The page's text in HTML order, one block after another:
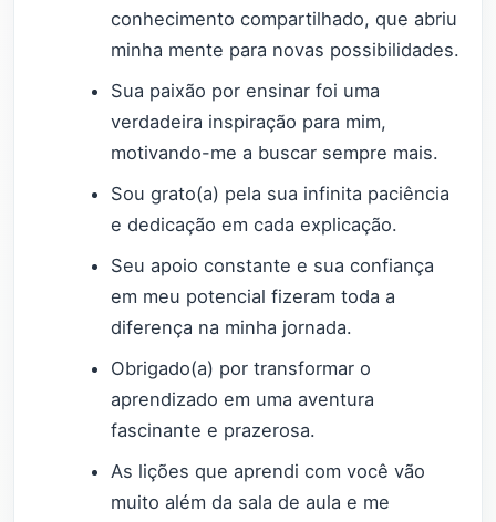
conhecimento compartilhado, que abriu
minha mente para novas possibilidades.
Sua paixão por ensinar foi uma
verdadeira inspiração para mim,
motivando-me a buscar sempre mais.
Sou grato(a) pela sua infinita paciência
e dedicação em cada explicação.
Seu apoio constante e sua confiança
em meu potencial fizeram toda a
diferença na minha jornada.
Obrigado(a) por transformar o
aprendizado em uma aventura
fascinante e prazerosa.
As lições que aprendi com você vão
muito além da sala de aula e me